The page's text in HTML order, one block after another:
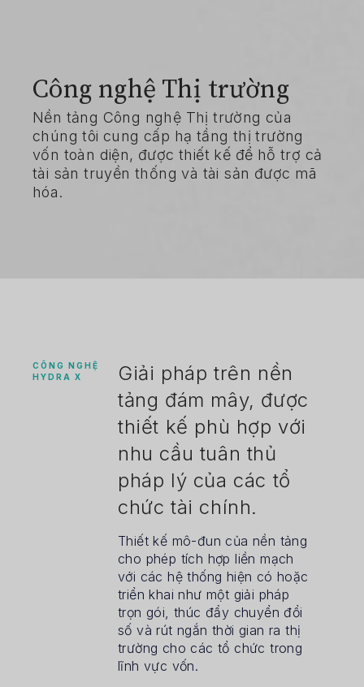
Công nghệ Thị trường
Nền tảng Công nghệ Thị trường của
chúng tôi cung cấp hạ tầng thị trường
vốn toàn diện, được thiết kế để hỗ trợ cả
tài sản truyền thống và tài sản được mã
hóa.
CÔNG NGHỆ
HYDRA X
Giải pháp trên nền
tảng đám mây, được
thiết kế phù hợp với
nhu cầu tuân thủ
pháp lý của các tổ
chức tài chính.
Thiết kế mô-đun của nền tảng
cho phép tích hợp liền mạch
với các hệ thống hiện có hoặc
triển khai như một giải pháp
trọn gói, thúc đẩy chuyển đổi
số và rút ngắn thời gian ra thị
trường cho các tổ chức trong
lĩnh vực vốn.